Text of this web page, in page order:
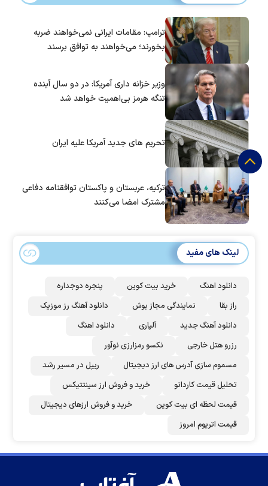
ترامپ: مقامات ایرانی نمی‌خواهند ضربه
بخورند؛ می‌خواهند به توافق برسند
وزیر خزانه داری آمریکا: در دو سال آینده
تنگه هرمز بی‌اهمیت خواهد شد
تحریم های جدید آمریکا علیه ایران
ترکیه، عربستان و پاکستان توافقنامه دفاعی
مشترک امضا می‌کنند
لینک های مفید
دانلود اهنگ خرید بیت کوین
پنجره دوجداره
راز بقا
نمایندگی مجاز بوش
دانلود آهنگ رز‌ موزیک
دانلود آهنگ جدید
آلپاری
دانلود اهنگ
رزرو هتل خارجی
نکسو رمزارزی نوآور
مسموم سازی آدرس های ارز دیجیتال
ریپل در مسیر رشد
تحلیل قیمت کاردانو
خرید و فروش ارز سینتتیکس
قیمت لحظه ای بیت کوین
خرید و فروش ارزهای دیجیتال
قیمت اتریوم امروز